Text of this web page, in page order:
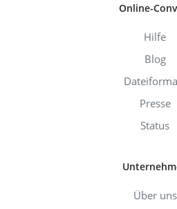
Online-
Hilfe
Blog
Presse
Status
Über uns